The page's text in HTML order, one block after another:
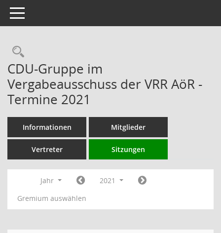
Toggle navigation
Rechercheauswahl
CDU-Gruppe im
Vergabeausschuss der VRR AöR -
Termine 2021
Informationen Mitglieder
Vertreter Sitzungen
Jahr
2021
Gremium auswählen